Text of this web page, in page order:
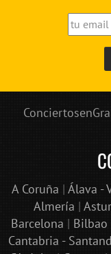
A Coruña | Álava -
Almería |
Barcelona | Bilbao
Cantabria -